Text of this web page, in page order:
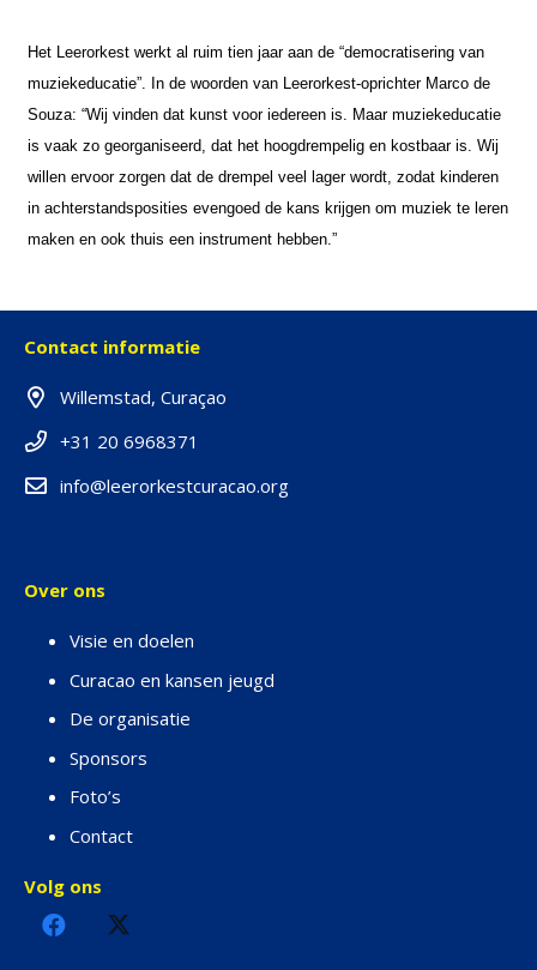
Het Leerorkest werkt al ruim tien jaar aan de “democratisering van
muziekeducatie”. In de woorden van Leerorkest-oprichter Marco de
Souza: “Wij vinden dat kunst voor iedereen is. Maar muziekeducatie
is vaak zo georganiseerd, dat het hoogdrempelig en kostbaar is. Wij
willen ervoor zorgen dat de drempel veel lager wordt, zodat kinderen
in achterstandsposities evengoed de kans krijgen om muziek te leren
maken en ook thuis een instrument hebben.”
Contact informatie
Willemstad, Curaçao
+31 20 6968371
info@leerorkestcuracao.org
Over ons
Visie en doelen
Curacao en kansen jeugd
De organisatie
Sponsors
Foto’s
Contact
Volg ons